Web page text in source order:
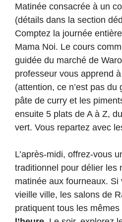
Matinée consacrée à un
(détails dans la section
Comptez la journée
Mama Noi. Le cours
guidée du marché de
professeur vous apprend
(attention, ce n’est pas
pâte de curry et les
ensuite 5 plats de A à Z,
vert. Vous repartez avec
L’après-midi, offrez-vous
traditionnel pour délier les
matinée aux fourneaux.
vieille ville, les salons de
pratiquent tous les mêmes